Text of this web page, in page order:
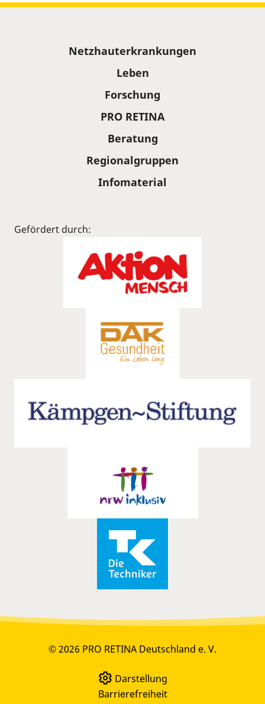
Netzhauterkrankungen
Leben
Forschung
PRO RETINA
Beratung
Regionalgruppen
Infomaterial
Gefördert durch:
© 2026 PRO RETINA Deutschland e. V.
Darstellung
Barrierefreiheit